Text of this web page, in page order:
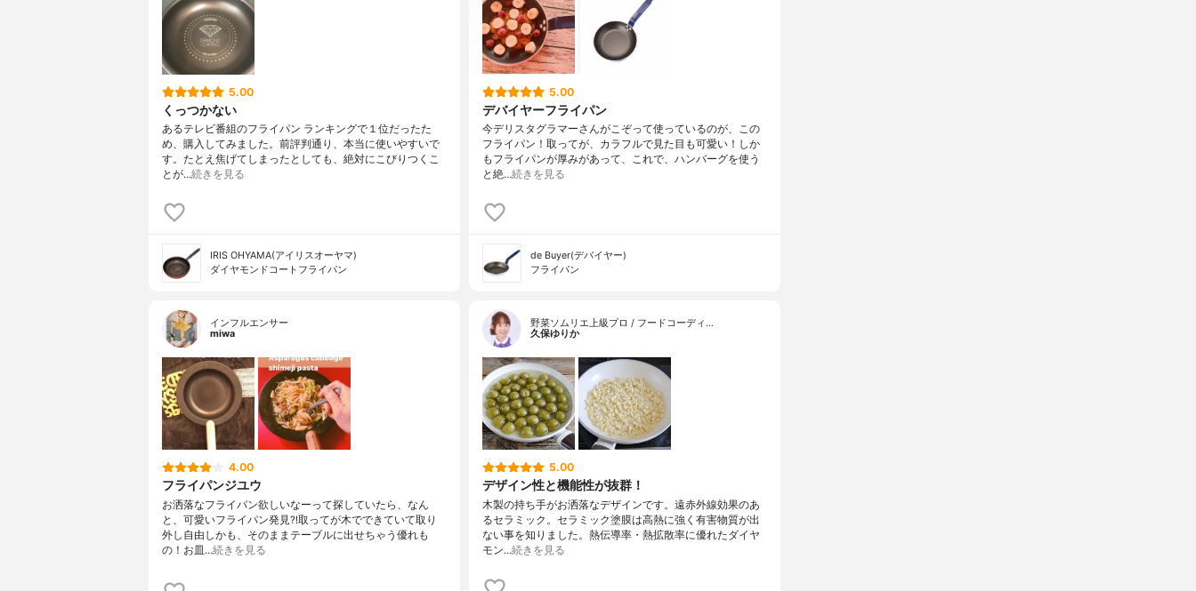
5.00
くっつかない
あるテレビ番組のフライパン ランキングで１位だったた
め、購入してみました。前評判通り、本当に使いやすいで
す。たとえ焦げてしまったとしても、絶対にこびりつくこ
とが…続きを見る
IRIS OHYAMA(アイリスオーヤマ)
ダイヤモンドコートフライパン
5.00
デバイヤーフライパン
今デリスタグラマーさんがこぞって使っているのが、この
フライパン！取ってが、カラフルで見た目も可愛い！しか
もフライパンが厚みがあって、これで、ハンバーグを使う
と絶…続きを見る
de Buyer(デバイヤー)
フライパン
インフルエンサー
miwa
4.00
フライパンジユウ
お洒落なフライパン欲しいなーって探していたら、なん
と、可愛いフライパン発見⁈取ってが木でできていて取り
外し自由しかも、そのままテーブルに出せちゃう優れも
の！お皿…続きを見る
野菜ソムリエ上級プロ / フードコーディ…
久保ゆりか
5.00
デザイン性と機能性が抜群！
木製の持ち手がお洒落なデザインです。遠赤外線効果のあ
るセラミック。セラミック塗膜は高熱に強く有害物質が出
ない事を知りました。熱伝導率・熱拡散率に優れたダイヤ
モン…続きを見る